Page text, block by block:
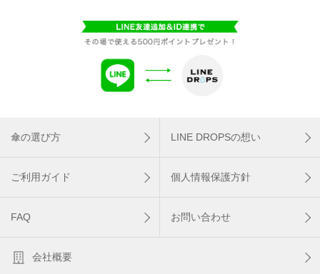
傘の選び方 LINE DROPSの想い
ご利用ガイド 個人情報保護方針
FAQ お問い合わせ
会社概要